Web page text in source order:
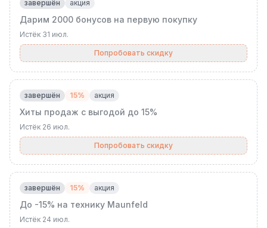
завершён акция
Дарим 2000 бонусов на первую покупку
Истёк 31 июл.
Попробовать скидку
завершён 15% акция
Хиты продаж с выгодой до 15%
Истёк 26 июл.
Попробовать скидку
завершён 15% акция
До -15% на технику Maunfeld
Истёк 24 июл.